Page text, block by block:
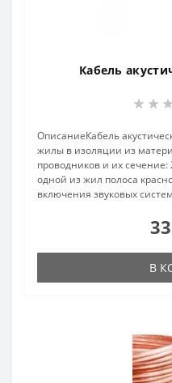
Кабель
ОписаниеКабель
жилы в изоляции из
проводников и их
одной из жил полоса
включения звуковых
В